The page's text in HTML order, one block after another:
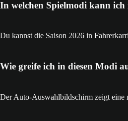
In welchen Spielmodi kann
Du kannst die Saison 2026 in
Wie greife ich in diesen Modi
Der Auto-Auswahlbildschirm zeigt eine